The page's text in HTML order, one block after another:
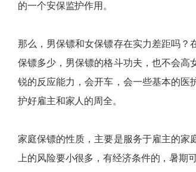
的一个安保监护作用。
那么，男保镖和女保镖存在实力差距吗？
保镖多少，男保镖的格斗功夫，也不会高
锐的反应能力，会开车，会一些基本的医
护好雇主和家人的周全。
家庭保镖的性质，主要是服务于雇主的家
上的风险要小很多，有经济条件的，暑期